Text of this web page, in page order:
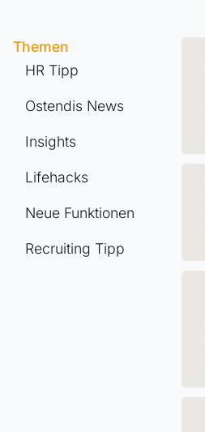
Themen
HR Tipp
Ostendis News
Insights
Lifehacks
Neue Funktionen
Recruiting Tipp